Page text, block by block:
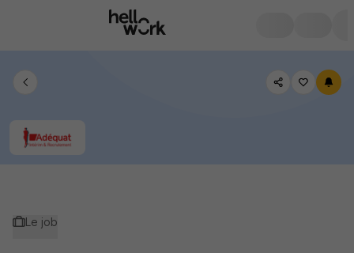
Le job